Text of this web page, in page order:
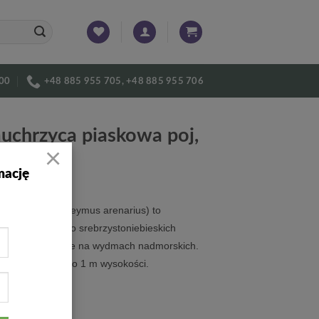
+48 885 955 705, +48 885 955 706
piaskowa poj,
piaskowa (Leymus arenarius) to
ozdobna o srebrzystoniebieskich
głównie na wydmach nadmorskich.
kępy, osiąga do 1 m wysokości.
×